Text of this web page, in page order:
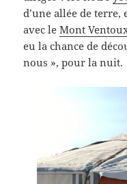
d’une allée de
avec leMont
eu la chance de
nous », pour la nuit.